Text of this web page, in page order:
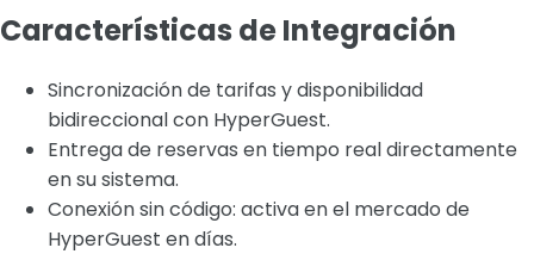
Características de Integración
Sincronización de tarifas y disponibilidad
bidireccional con HyperGuest.
Entrega de reservas en tiempo real directamente
en su sistema.
Conexión sin código: activa en el mercado de
HyperGuest en días.